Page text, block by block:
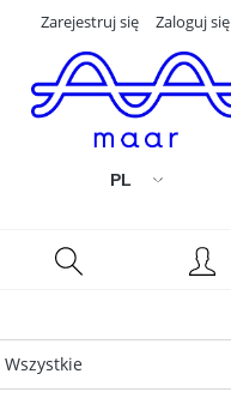
Zarejestruj się Zaloguj się